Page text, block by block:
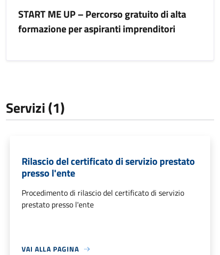
START ME UP – Percorso gratuito di alta
formazione per aspiranti imprenditori
Servizi (1)
Rilascio del certificato di servizio prestato
presso l'ente
Procedimento di rilascio del certificato di servizio
prestato presso l'ente
VAI ALLA PAGINA